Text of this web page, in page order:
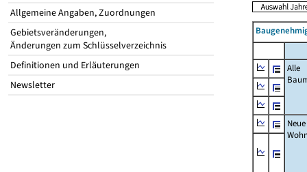
Allgemeine Angaben, Zuordnungen
Gebietsveränderungen,
Änderungen zum Schlüsselverzeichnis
Definitionen und Erläuterungen
Newsletter
Alle
Neue